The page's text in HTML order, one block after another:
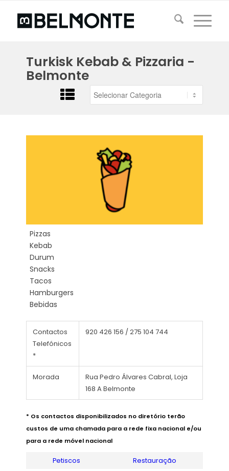
Turkisk Kebab & Pizzaria -
Belmonte
Pizzas
Kebab
Durum
Snacks
Tacos
Hamburgers
Bebidas
Contactos
Telefónicos
*
920 426 156 / 275 104 744
Morada
Rua Pedro Álvares Cabral, Loja
168 A Belmonte
* Os contactos disponibilizados no diretório terão
custos de uma chamada para a rede fixa nacional e/ou
para a rede móvel nacional
Petiscos Restauração